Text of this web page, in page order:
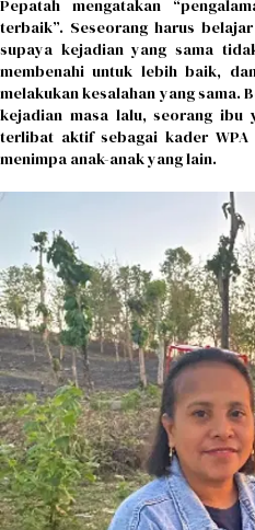
Pepatah mengatakan
terbaik”. Seseorang harus
supaya kejadian yang sama
membenahi untuk lebih baik,
melakukan kesalahan yang sama.
kejadian masa lalu, seorang ibu
terlibat aktif sebagai kader
menimpa anak-anak yang lain.